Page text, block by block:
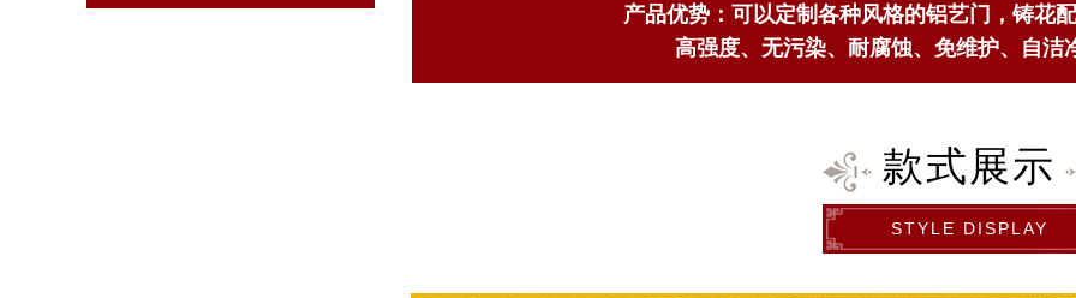
产品优势：可以定制各种风格的铝艺门，铸花
高强度、无污染、耐腐蚀、免维护、自洁
款式展示
STYLE DISPLAY